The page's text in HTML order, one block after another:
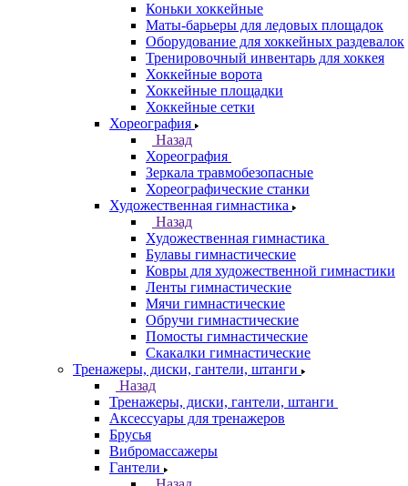
Коньки хоккейные
Маты-барьеры для ледовых площадок
Оборудование для хоккейных раздевалок
Тренировочный инвентарь для хоккея
Хоккейные ворота
Хоккейные площадки
Хоккейные сетки
Хореография
Назад
Хореография
Зеркала травмобезопасные
Хореографические станки
Художественная гимнастика
Назад
Художественная гимнастика
Булавы гимнастические
Ковры для художественной гимнастики
Ленты гимнастические
Мячи гимнастические
Обручи гимнастические
Помосты гимнастические
Скакалки гимнастические
Тренажеры, диски, гантели, штанги
Назад
Тренажеры, диски, гантели, штанги
Аксессуары для тренажеров
Брусья
Вибромассажеры
Гантели